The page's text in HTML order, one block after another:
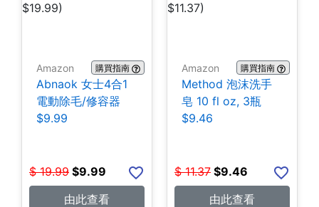
Amazon 購買指南
Abnaok 女士4合1
電動除毛/修容器
$9.99
$ 19.99 $9.99
由此查看
Amazon 購買指南
Method 泡沫洗手
皂 10 fl oz, 3瓶
$9.46
$ 11.37 $9.46
由此查看